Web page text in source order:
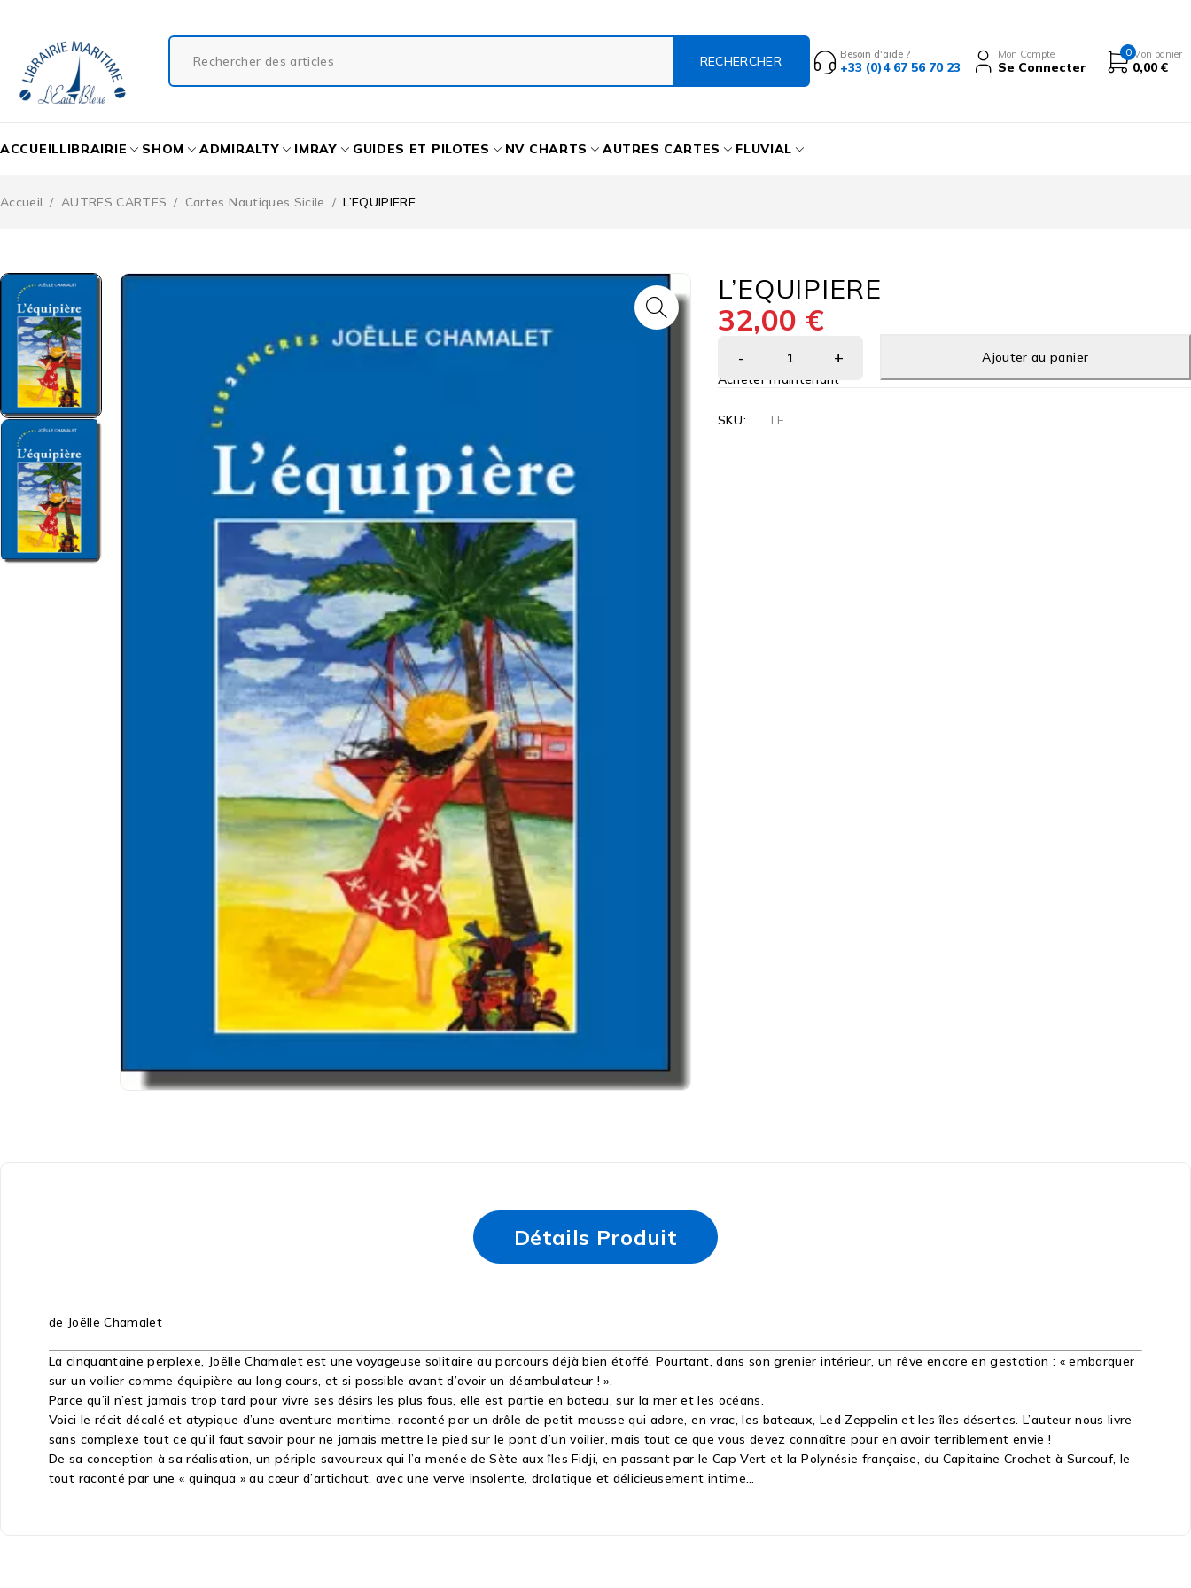
Besoin d'aide ?
+33 (0)4 67 56 70 23
Mon Compte
Se Connecter
0 Mon panier
0,00€
ACCUEILLIBRAIRIE SHOM ADMIRALTY IMRAY GUIDES ET PILOTES NV CHARTS AUTRES CARTES FLUVIAL
Accueil / AUTRES CARTES / Cartes Nautiques Sicile / L’EQUIPIERE
L’EQUIPIERE
32,00 €
Ajouter au panier
Acheter maintenant
SKU: LE
Détails Produit
de Joëlle Chamalet
La cinquantaine perplexe, Joëlle Chamalet est une voyageuse solitaire au parcours déjà bien étoffé. Pourtant, dans son grenier intérieur, un rêve encore en gestation : « embarquer
sur un voilier comme équipière au long cours, et si possible avant d’avoir un déambulateur ! ».
Parce qu’il n’est jamais trop tard pour vivre ses désirs les plus fous, elle est partie en bateau, sur la mer et les océans.
Voici le récit décalé et atypique d’une aventure maritime, raconté par un drôle de petit mousse qui adore, en vrac, les bateaux, Led Zeppelin et les îles désertes. L’auteur nous livre
sans complexe tout ce qu’il faut savoir pour ne jamais mettre le pied sur le pont d’un voilier, mais tout ce que vous devez connaître pour en avoir terriblement envie !
De sa conception à sa réalisation, un périple savoureux qui l’a menée de Sète aux îles Fidji, en passant par le Cap Vert et la Polynésie française, du Capitaine Crochet à Surcouf, le
tout raconté par une « quinqua » au cœur d’artichaut, avec une verve insolente, drolatique et délicieusement intime…